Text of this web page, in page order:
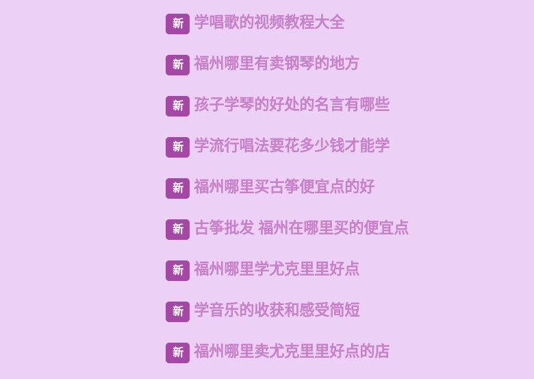
新 学唱歌的视频教程大全
新 福州哪里有卖钢琴的地方
新 孩子学琴的好处的名言有哪些
新 学流行唱法要花多少钱才能学
新 福州哪里买古筝便宜点的好
新 古筝批发 福州在哪里买的便宜点
新 福州哪里学尤克里里好点
新 学音乐的收获和感受简短
新 福州哪里卖尤克里里好点的店